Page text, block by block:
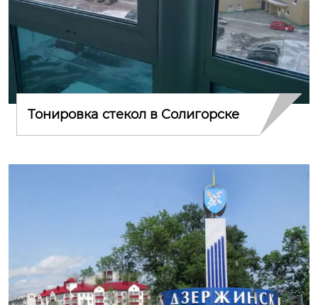
Тонировка стекол в Солигорске